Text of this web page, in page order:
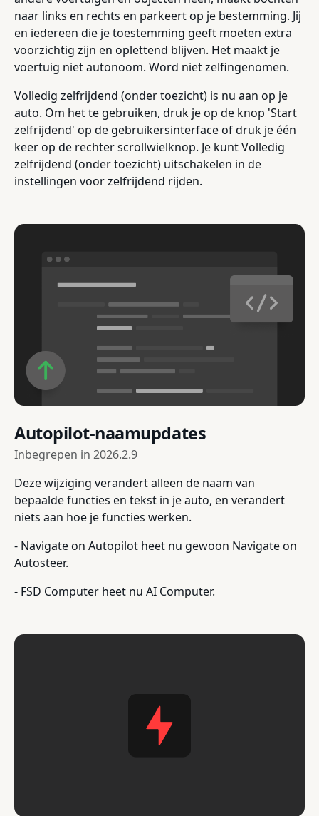
naar links en rechts en parkeert op je bestemming. Jij
en iedereen die je toestemming geeft moeten extra
voorzichtig zijn en oplettend blijven. Het maakt je
voertuig niet autonoom. Word niet zelfingenomen.
Volledig zelfrijdend (onder toezicht) is nu aan op je
auto. Om het te gebruiken, druk je op de knop 'Start
zelfrijdend' op de gebruikersinterface of druk je één
keer op de rechter scrollwielknop. Je kunt Volledig
zelfrijdend (onder toezicht) uitschakelen in de
instellingen voor zelfrijdend rijden.
Autopilot-naamupdates
Inbegrepen in 2026.2.9
Deze wijziging verandert alleen de naam van
bepaalde functies en tekst in je auto, en verandert
niets aan hoe je functies werken.
- Navigate on Autopilot heet nu gewoon Navigate on
Autosteer.
- FSD Computer heet nu AI Computer.